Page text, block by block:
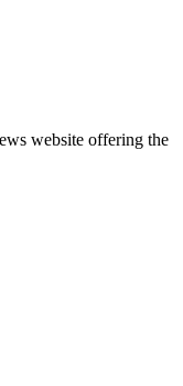
website offering the